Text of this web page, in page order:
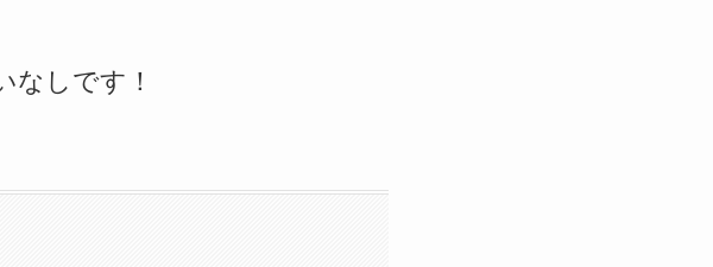
なしです！